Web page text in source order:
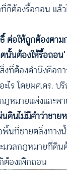
ก็ต้องรื้อถอน แล้ว
ต่อให้ถูกต้องตา
นั้นต้องให้รื้อถอน’
ที่ต้องคำนึงคือก
ะไร โดยผศ.ดร.
ฎหมายแพ่งและพ
ดินไม่มีคําว่าชาย
นที่ชายตลิ่งทาง
มวลกฎหมายที่ดิน
ต้องเพิกถอน